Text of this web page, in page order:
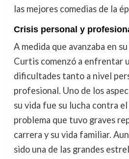
las mejores comedias de la
Crisis personal y
A medida que avanzaba en
Curtis comenzó a enfrentar
dificultades tanto a nivel
profesional. Uno de los
su vida fue su lucha contra
problema que tuvo graves
carrera y su vida familiar.
sido una de las grandes